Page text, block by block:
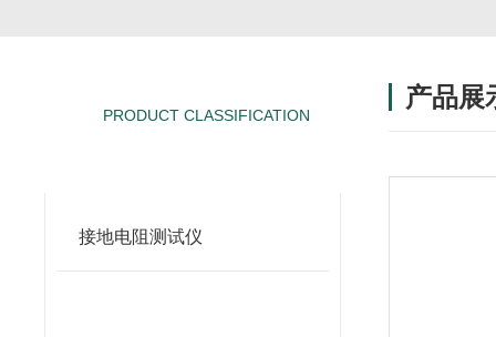
PRODUCT CLASSIFICATION
接地电阻测试仪
产品展